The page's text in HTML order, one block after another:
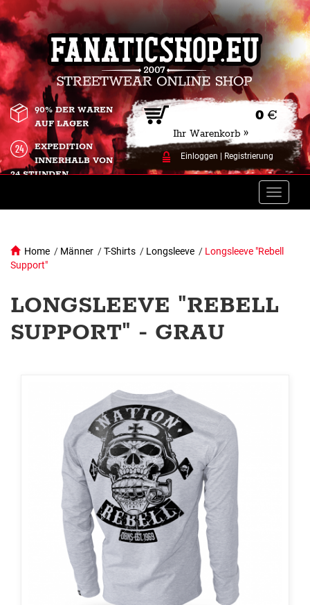
0 €
Ihr Warenkorb »
Einloggen Registrierung
90% DER WAREN
AUF LAGER
EXPEDITION
INNERHALB VON
24 STUNDEN.
Toggle
Home / Männer /T-Shirts / Longsleeve / Longsleeve "Rebell
Support"
LONGSLEEVE "REBELL
SUPPORT" - GRAU